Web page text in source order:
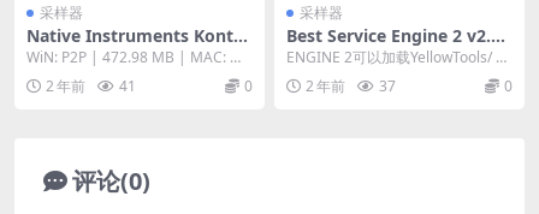
采样器
Native Instruments Konta
kt 6 v6.6.0 Full v6.6.0 [WiN,
WiN: P2P | 472.98 MB | MAC: M
ORiA | 581....
2 年前 41 0
采样器
Best Service Engine 2 v2.7.
0.17 v2.1.0.186 UNLOCKED
ENGINE 2可以加载YellowTools/ B
estService系列音色...
2 年前 37 0
评论(0)